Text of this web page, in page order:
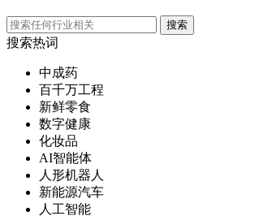
搜索
搜索热词
中成药
百千万工程
新鲜零食
数字健康
化妆品
AI智能体
人形机器人
新能源汽车
人工智能